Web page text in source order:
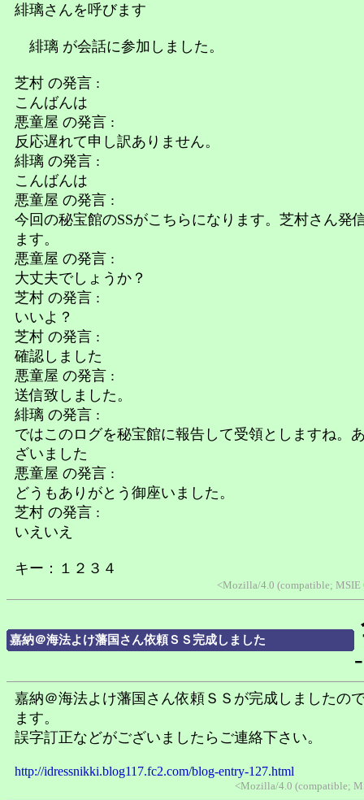
緋璃さんを呼びます
緋璃 が会話に参加しました。
芝村 の発言 :
こんばんは
悪童屋 の発言 :
反応遅れて申し訳ありません。
緋璃 の発言 :
こんばんは
悪童屋 の発言 :
今回の秘宝館のSSがこちらになります。芝村さん発
ます。
悪童屋 の発言 :
大丈夫でしょうか？
芝村 の発言 :
いいよ？
芝村 の発言 :
確認しました
悪童屋 の発言 :
送信致しました。
緋璃 の発言 :
ではこのログを秘宝館に報告して受領としますね。
ざいました
悪童屋 の発言 :
どうもありがとう御座いました。
芝村 の発言 :
いえいえ
キー：１２３４
<Mozilla/4.0 (compatible; MSIE
嘉納＠海法よけ藩国さん依頼ＳＳ完成しました
-
嘉納＠海法よけ藩国さん依頼ＳＳが完成しましたの
ます。
誤字訂正などがございましたらご連絡下さい。
http://idressnikki.blog117.fc2.com/blog-entry-127.html
<Mozilla/4.0 (compatible;